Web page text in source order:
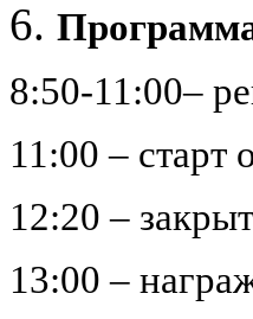
8:50-11:00–
11:00 –
12:20 –
13:00 –